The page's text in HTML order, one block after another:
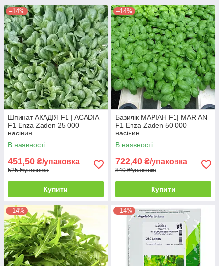
–14%
Шпинат АКАДІЯ F1 | ACADIA
F1 Enza Zaden 25 000
насінин
В наявності
451,50 ₴/упаковка
525 ₴/упаковка
Купити
–14%
Базилік МАРІАН F1| MARIAN
F1 Enza Zaden 50 000
насінин
В наявності
722,40 ₴/упаковка
840 ₴/упаковка
Купити
–14% –14%